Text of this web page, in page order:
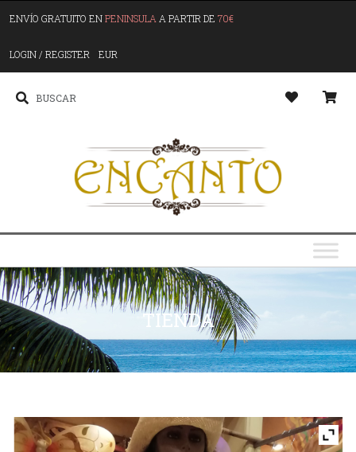
ENVÍO GRATUITO ENPENINSULA A PARTIR DE 70€
LOGIN / REGISTER EUR
TIENDA